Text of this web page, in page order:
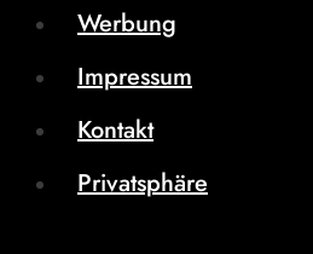
Werbung
Impressum
Kontakt
Privatsphäre